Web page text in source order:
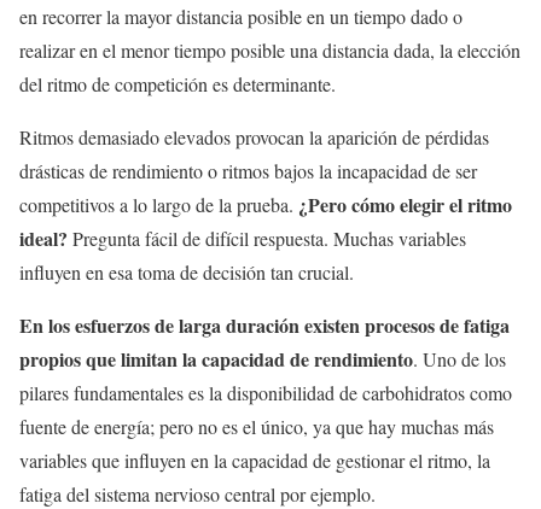
en recorrer la mayor distancia posible en un tiempo dado o
realizar en el menor tiempo posible una distancia dada, la elección
del ritmo de competición es determinante.
Ritmos demasiado elevados provocan la aparición de pérdidas
drásticas de rendimiento o ritmos bajos la incapacidad de ser
competitivos a lo largo de la prueba. ¿Pero cómo elegir el ritmo
ideal? Pregunta fácil de difícil respuesta. Muchas variables
influyen en esa toma de decisión tan crucial.
En los esfuerzos de larga duración existen procesos de fatiga
propios que limitan la capacidad de rendimiento. Uno de los
pilares fundamentales es la disponibilidad de carbohidratos como
fuente de energía; pero no es el único, ya que hay muchas más
variables que influyen en la capacidad de gestionar el ritmo, la
fatiga del sistema nervioso central por ejemplo.